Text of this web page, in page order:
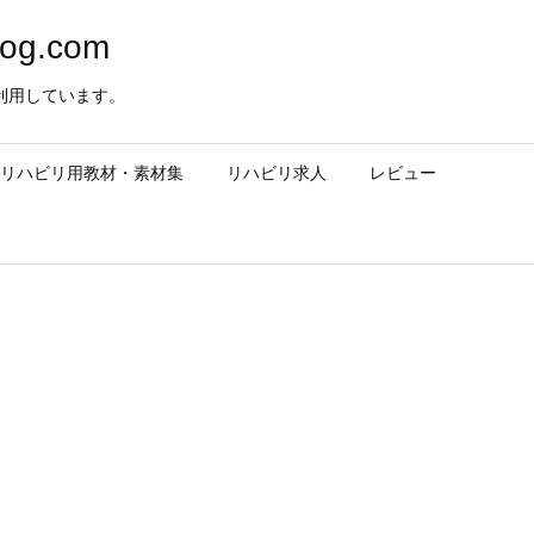
しています。
ハビリ用教材・素材集 リハビリ求人 レビュー